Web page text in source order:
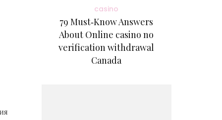
casino
79 Must‑Know Answers
About Online casino no
verification withdrawal
Canada